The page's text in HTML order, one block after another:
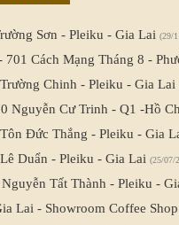
Sơn - Pleiku - Gia Lai (29/
701 Cách Mạng Tháng 8 -
Chinh - Pleiku - Gia Lai
Nguyễn Cư Trinh - Q1 -Hồ
Đức Thắng - Pleiku - Gia
Duẩn - Pleiku - Gia Lai (25/07/
Tất Thành - Pleiku -
Lai - Showroom Coffee